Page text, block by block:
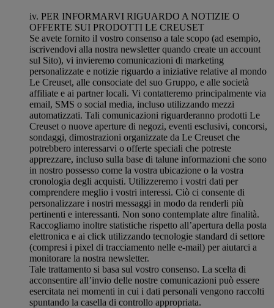
iv. PER INFORMARVI RIGUARDO A NOTIZIE O
OFFERTE SUI PRODOTTI LE CREUSET
Se avete fornito il vostro consenso a tale scopo (ad esempio,
iscrivendovi alla nostra newsletter quando create un account
sul Sito), vi invieremo comunicazioni di marketing
personalizzate e notizie riguardo a iniziative relative al mondo
Le Creuset, alle consociate del suo Gruppo, e alle società
affiliate e ai partner locali. Vi contatteremo principalmente via
email, SMS o social media, incluso utilizzando mezzi
automatizzati. Tali comunicazioni riguarderanno prodotti Le
Creuset o nuove aperture di negozi, eventi esclusivi, concorsi,
sondaggi, dimostrazioni organizzate da Le Creuset che
potrebbero interessarvi o offerte speciali che potreste
apprezzare, incluso sulla base di talune informazioni che sono
in nostro possesso come la vostra ubicazione o la vostra
cronologia degli acquisti. Utilizzeremo i vostri dati per
comprendere meglio i vostri interessi. Ciò ci consente di
personalizzare i nostri messaggi in modo da renderli più
pertinenti e interessanti. Non sono contemplate altre finalità.
Raccogliamo inoltre statistiche rispetto all’apertura della posta
elettronica e ai click utilizzando tecnologie standard di settore
(compresi i pixel di tracciamento nelle e-mail) per aiutarci a
monitorare la nostra newsletter.
Tale trattamento si basa sul vostro consenso. La scelta di
acconsentire all’invio delle nostre comunicazioni può essere
esercitata nei momenti in cui i dati personali vengono raccolti
spuntando la casella di controllo appropriata.